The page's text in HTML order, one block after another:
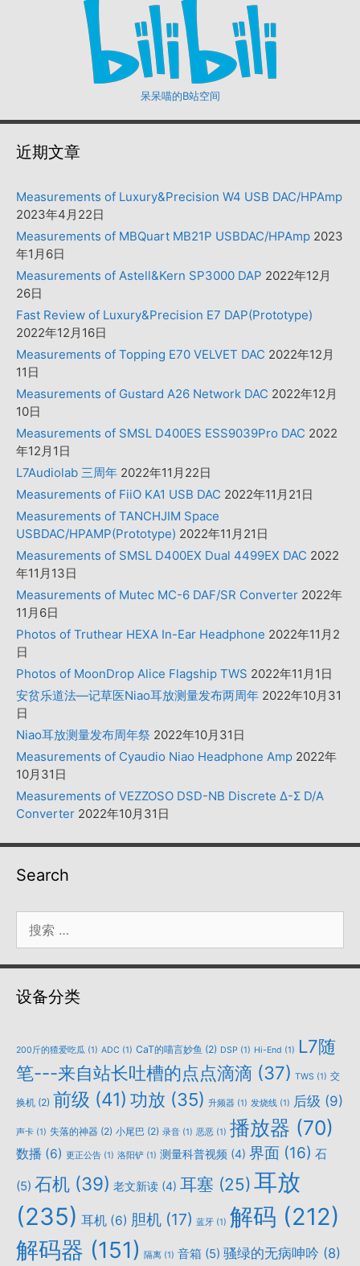
呆呆喵的B站空间
近期文章
Measurements of Luxury&Precision W4 USB DAC/HPAmp
2023年4月22日
Measurements of MBQuart MB21P USBDAC/HPAmp 2023
年1月6日
Measurements of Astell&Kern SP3000 DAP 2022年12月
26日
Fast Review of Luxury&Precision E7 DAP(Prototype)
2022年12月16日
Measurements of Topping E70 VELVET DAC 2022年12月
11日
Measurements of Gustard A26 Network DAC 2022年12月
10日
Measurements of SMSL D400ES ESS9039Pro DAC 2022
年12月1日
L7Audiolab 三周年 2022年11月22日
Measurements of FiiO KA1 USB DAC 2022年11月21日
Measurements of TANCHJIM Space
USBDAC/HPAMP(Prototype) 2022年11月21日
Measurements of SMSL D400EX Dual 4499EX DAC 2022
年11月13日
Measurements of Mutec MC-6 DAF/SR Converter 2022年
11月6日
Photos of Truthear HEXA In-Ear Headphone 2022年11月2
日
Photos of MoonDrop Alice Flagship TWS 2022年11月1日
安贫乐道法—记草医Niao耳放测量发布两周年 2022年10月31
日
Niao耳放测量发布周年祭 2022年10月31日
Measurements of Cyaudio Niao Headphone Amp 2022年
10月31日
Measurements of VEZZOSO DSD-NB Discrete Δ-Σ D/A
Converter 2022年10月31日
Search
索：
设备分类
200斤的猹爱吃瓜 (1) ADC (1) CaT的喵言妙鱼 (2) DSP (1) Hi-End (1) L7随
笔---来自站长吐槽的点点滴滴 (37) TWS (1) 交
换机 (2) 前级 (41) 功放 (35) 升频器 (1) 发烧线 (1) 后级 (9)
声卡 (1) 失落的神器 (2) 小尾巴 (2) 录音 (1) 恶恶 (1) 播放器 (70)
数播 (6) 更正公告 (1) 洛阳铲 (1) 测量科普视频 (4) 界面 (16) 石
(5) 石机 (39) 老文新读 (4) 耳塞 (25) 耳放
(235) 耳机 (6) 胆机 (17) 蓝牙 (1) 解码 (212)
解码器 (151) 隔离 (1) 音箱 (5) 骚绿的无病呻吟 (8)